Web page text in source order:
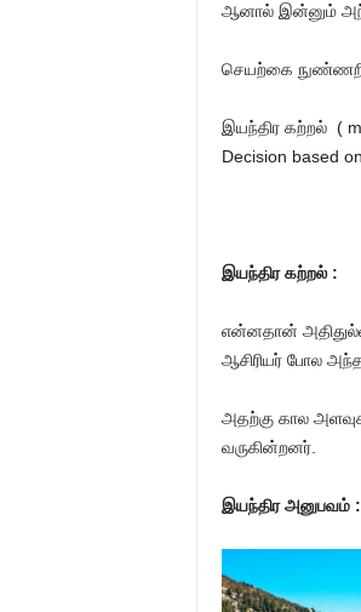
ஆனால் இன்னும்
செயற்கை
இயந்திர கற்றல் (
Decision based
இயந்திர கற்றல் :
என்னதான்
ஆசிரியர் போல
அதற்கு கால
வருகின்றனர்.
இயந்திர அனுபவம் :